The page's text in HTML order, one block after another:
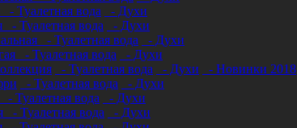
- Туалетная вода
- Духи
- Туалетная вода
- Духи
- Туалетная вода
- Духи
- Туалетная вода
- Духи
- Туалетная вода - Духи - Новинки 2018
- Туалетная вода
- Духи
- Туалетная вода
- Духи
- Туалетная вода
- Духи